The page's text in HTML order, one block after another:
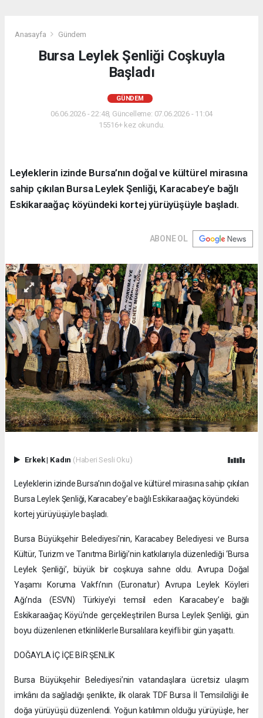
Anasayfa Gündem
Bursa Leylek Şenliği Coşkuyla
Başladı
GÜNDEM
06.06.2026 - 22:48, Güncelleme: 07.06.2026 - 11:04
15516+ kez okundu.
Leyleklerin izinde Bursa’nın doğal ve kültürel mirasına
sahip çıkılan Bursa Leylek Şenliği, Karacabey’e bağlı
Eskikaraağaç köyündeki kortej yürüyüşüyle başladı.
ABONE OL
Erkek| Kadın (Haberi Sesli Oku)
Leyleklerin izinde Bursa’nın doğal ve kültürel mirasına sahip çıkılan
Bursa Leylek Şenliği, Karacabey’e bağlı Eskikaraağaç köyündeki
kortej yürüyüşüyle başladı.
Bursa Büyükşehir Belediyesi’nin, Karacabey Belediyesi ve Bursa
Kültür, Turizm ve Tanıtma Birliği’nin katkılarıyla düzenlediği ‘Bursa
Leylek Şenliği’, büyük bir coşkuya sahne oldu. Avrupa Doğal
Yaşamı Koruma Vakfı’nın (Euronatur) Avrupa Leylek Köyleri
Ağı’nda (ESVN) Türkiye’yi temsil eden Karacabey’e bağlı
Eskikaraağaç Köyü’nde gerçekleştirilen Bursa Leylek Şenliği, gün
boyu düzenlenen etkinliklerle Bursalılara keyifli bir gün yaşattı.
DOĞAYLA İÇ İÇE BİR ŞENLİK
Bursa Büyükşehir Belediyesi’nin vatandaşlara ücretsiz ulaşım
imkânı da sağladığı şenlikte, ilk olarak TDF Bursa İl Temsilciliği ile
doğa yürüyüşü düzenlendi. Yoğun katılımın olduğu yürüyüşle, her